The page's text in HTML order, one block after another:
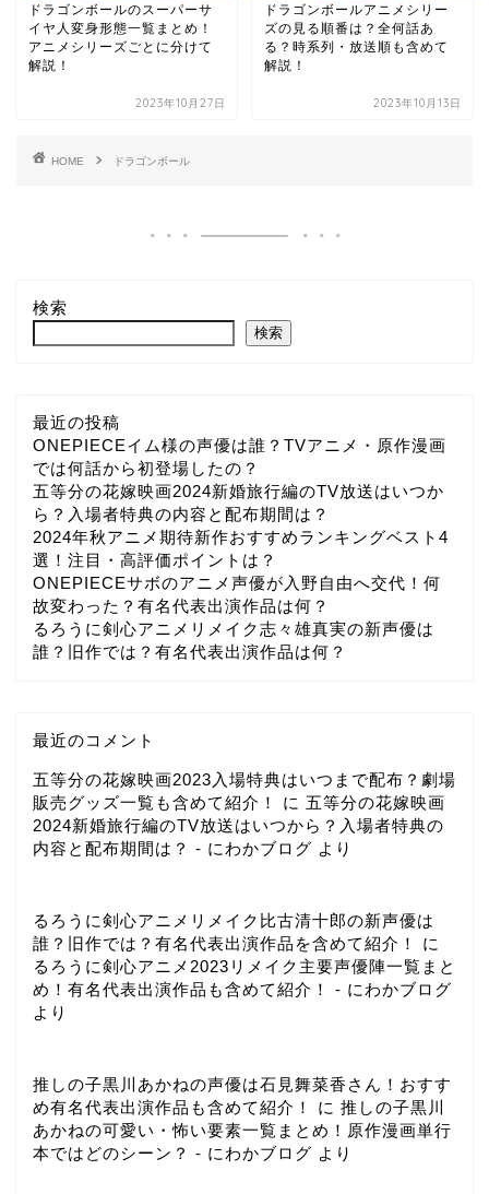
ドラゴンボールのスーパーサ
イヤ人変身形態一覧まとめ！
アニメシリーズごとに分けて
解説！
2023年10月27日
ドラゴンボールアニメシリー
ズの見る順番は？全何話あ
る？時系列・放送順も含めて
解説！
2023年10月13日
HOME ドラゴンボール
検索
検索
最近の投稿
ONEPIECEイム様の声優は誰？TVアニメ・原作漫画
では何話から初登場したの？
五等分の花嫁映画2024新婚旅行編のTV放送はいつか
ら？入場者特典の内容と配布期間は？
2024年秋アニメ期待新作おすすめランキングベスト4
選！注目・高評価ポイントは？
ONEPIECEサボのアニメ声優が入野自由へ交代！何
故変わった？有名代表出演作品は何？
るろうに剣心アニメリメイク志々雄真実の新声優は
誰？旧作では？有名代表出演作品は何？
最近のコメント
五等分の花嫁映画2023入場特典はいつまで配布？劇場
販売グッズ一覧も含めて紹介！
に 五等分の花嫁映画
2024新婚旅行編のTV放送はいつから？入場者特典の
内容と配布期間は？ - にわかブログ より
るろうに剣心アニメリメイク比古清十郎の新声優は
誰？旧作では？有名代表出演作品を含めて紹介！
に
るろうに剣心アニメ2023リメイク主要声優陣一覧まと
め！有名代表出演作品も含めて紹介！ - にわかブログ
より
推しの子黒川あかねの声優は石見舞菜香さん！おすす
め有名代表出演作品も含めて紹介！
に 推しの子黒川
あかねの可愛い・怖い要素一覧まとめ！原作漫画単行
本ではどのシーン？ - にわかブログ より